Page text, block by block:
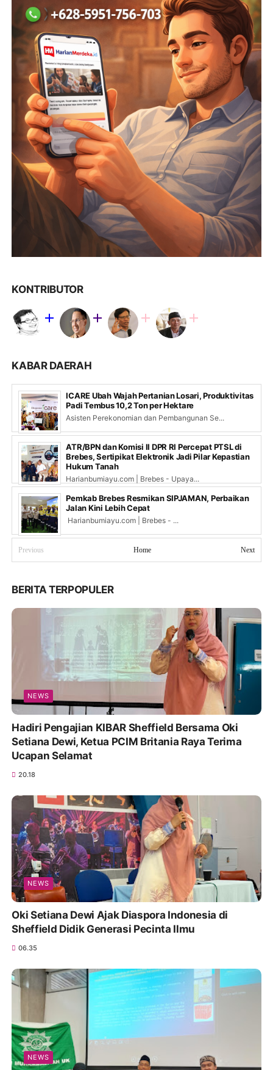
KONTRIBUTOR
KABAR DAERAH
ICARE Ubah Wajah Pertanian Losari, Produktivitas
Padi Tembus 10,2 Ton per Hektare
Asisten Perekonomian dan Pembangunan Se...
ATR/BPN dan Komisi II DPR RI Percepat PTSL di
Brebes, Sertipikat Elektronik Jadi Pilar Kepastian
Hukum Tanah
Harianbumiayu.com | Brebes - Upaya...
Pemkab Brebes Resmikan SIPJAMAN, Perbaikan
Jalan Kini Lebih Cepat
Harianbumiayu.com | Brebes - ...
Previous Next
Home
BERITA TERPOPULER
NEWS
Hadiri Pengajian KIBAR Sheffield Bersama Oki
Setiana Dewi, Ketua PCIM Britania Raya Terima
Ucapan Selamat
20.18
NEWS
Oki Setiana Dewi Ajak Diaspora Indonesia di
Sheffield Didik Generasi Pecinta Ilmu
06.35
NEWS